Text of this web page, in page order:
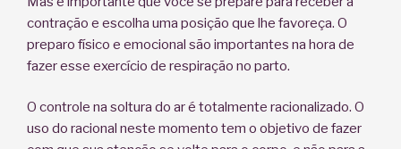
contração e escolha uma posição que lhe favoreça. O
preparo físico e emocional são importantes na hora de
fazer esse exercício de respiração no parto.
O controle na soltura do ar é totalmente racionalizado. O
uso do racional neste momento tem o objetivo de fazer